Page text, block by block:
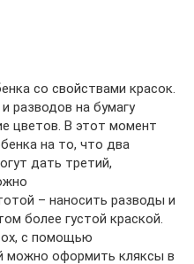
со свойствами красок.
разводов на бумагу
цветов. В этот момент
на то, что два
дать третий,
– наносить разводы и
более густой краской.
с помощью
можно оформить кляксы в